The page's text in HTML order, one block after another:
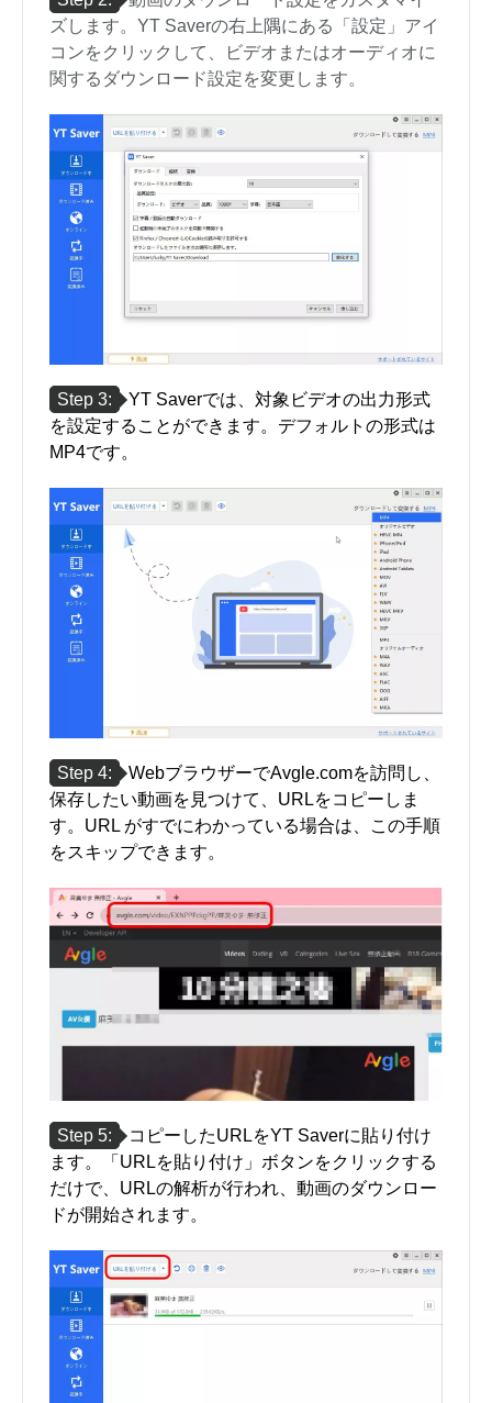
ズします。YT Saverの右上隅にある「設定」アイ
コンをクリックして、ビデオまたはオーディオに
関するダウンロード設定を変更します。
Step 3:
YT Saverでは、対象ビデオの出力形式
を設定することができます。デフォルトの形式は
MP4です。
Step 4:
WebブラウザーでAvgle.comを訪問し、
保存したい動画を見つけて、URLをコピーしま
す。URL がすでにわかっている場合は、この手順
をスキップできます。
Step 5:
コピーしたURLをYT Saverに貼り付け
ます。「URLを貼り付け」ボタンをクリックする
だけで、URLの解析が行われ、動画のダウンロー
ドが開始されます。